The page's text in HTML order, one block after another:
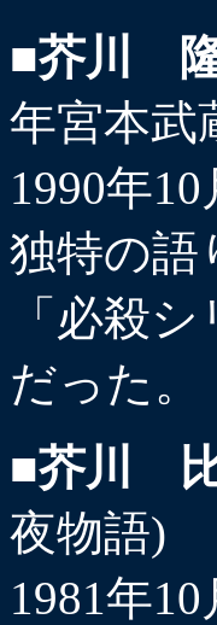
■芥川
年宮本武
1990年
独特の語
「必殺
だった。
■芥川
夜物語)
1981年